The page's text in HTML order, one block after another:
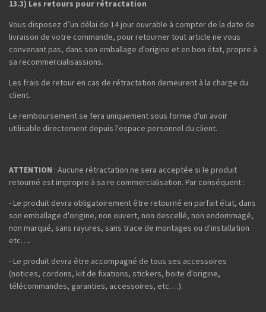
13.3) Les retours pour rétractation
Vous disposez d’un délai de 14 jour ouvrable à compter de la date de
livraison de votre commande, pour retourner tout article ne vous
convenant pas, dans son emballage d'origine et en bon état, propre à
sa recommercialisassions.
Les frais de retour en cas de rétractation demeurent à la charge du
client.
Le remboursement se fera uniquement sous forme d'un avoir
utilisable directement depuis l'espace personnel du client.
ATTENTION : Aucune rétractation ne sera acceptée si le produit
retourné est impropre à sa re commercialisation. Par conséquent :
- Le produit devra obligatoirement être retourné en parfait état, dans
son emballage d'origine, non ouvert, non descellé, non endommagé,
non marqué, sans rayures, sans trace de montages ou d'installation
etc….
- Le produit devra être accompagné de tous ses accessoires
(notices, cordons, kit de fixations, stickers, boite d'origine,
télécommandes, garanties, accessoires, etc.…).